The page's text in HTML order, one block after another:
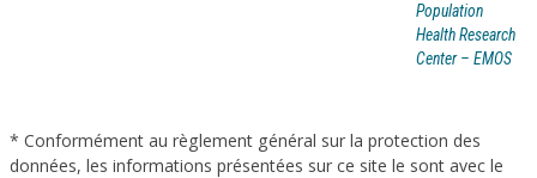
Population
Health Research
Center – EMOS
* Conformément au règlement général sur la protection des
données, les informations présentées sur ce site le sont avec le